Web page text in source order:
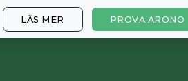
LÄS MER PROVA ARONO